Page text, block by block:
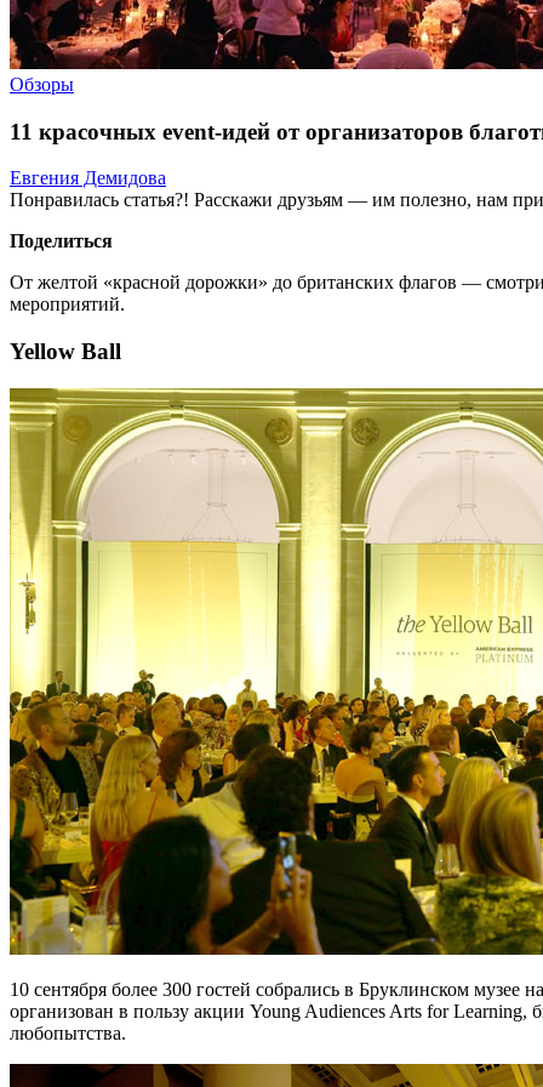
Обзоры
11 красочных event-идей от организаторов
Евгения Демидова
Понравилась статья?! Расскажи друзьям — им полезно, нам
Поделиться
От желтой «красной дорожки» до британских флагов —
мероприятий.
Yellow Ball
10 сентября более 300 гостей собрались в Бруклинском
организован в пользу акции Young Audiences Arts for
любопытства.